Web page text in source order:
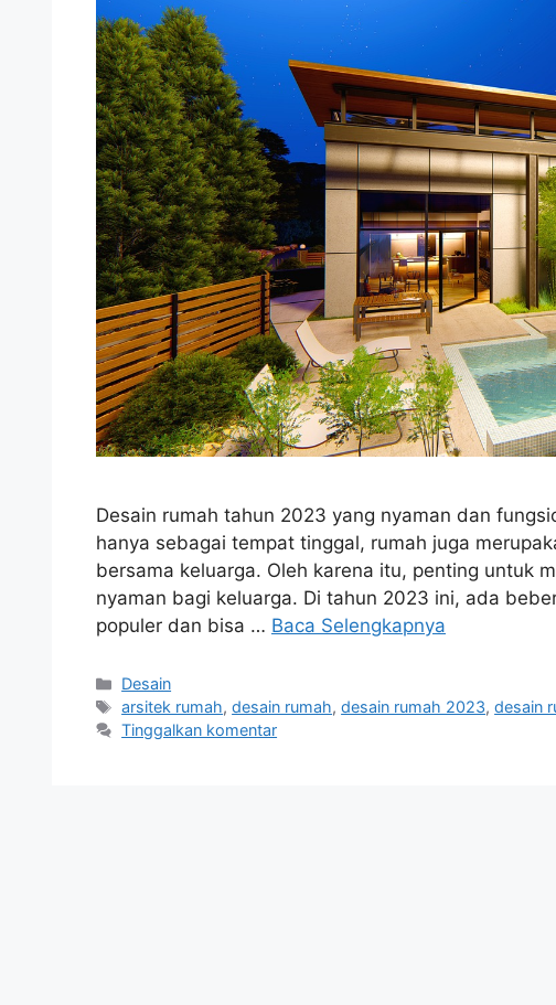
Desain rumah tahun 2023 yang nyaman dan
hanya sebagai tempat tinggal, rumah juga
bersama keluarga. Oleh karena itu, penting untuk
nyaman bagi keluarga. Di tahun 2023 ini, ada
populer dan bisa … Baca Selengkapnya
Kategori
Desain
Tag
arsitek rumah,desain rumah,desain rumah 2023,desain
Tinggalkan komentar